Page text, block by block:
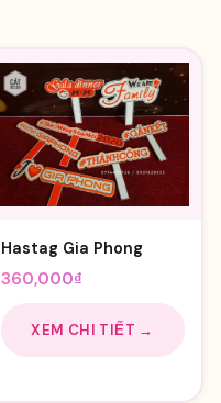
Hastag Gia Phong
360,000₫
XEM CHI TIẾT →